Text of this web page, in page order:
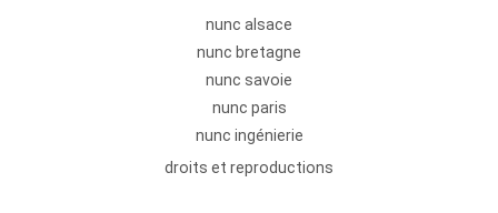
nunc alsace
nunc bretagne
nunc savoie
nunc paris
nunc ingénierie
droits et reproductions